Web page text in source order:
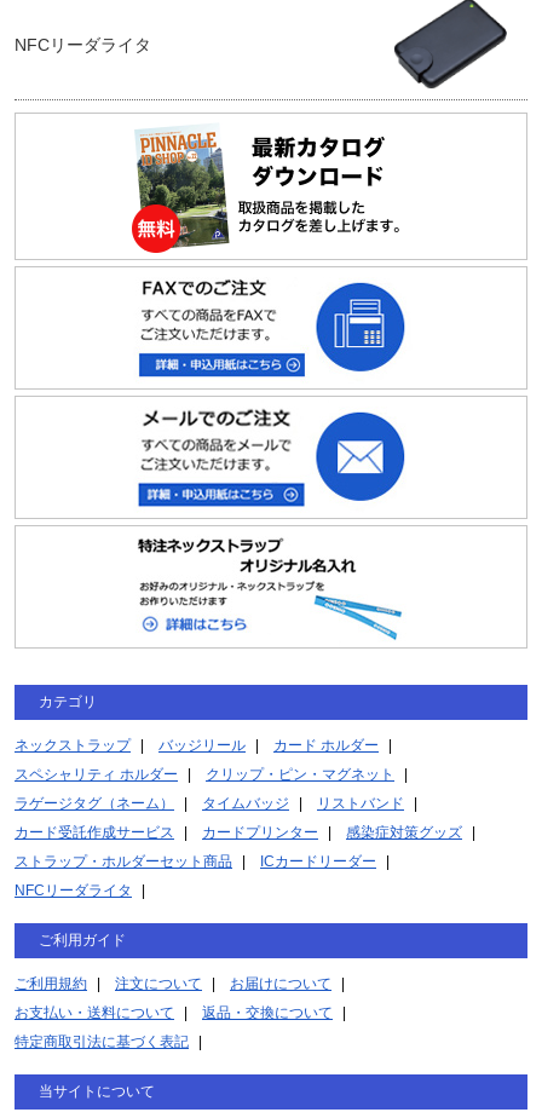
NFCリーダライタ
カテゴリ
ネックストラップ バッジリール
カード ホルダー
スペシャリティ ホルダー
クリップ・ピン・マグネット
ラゲージタグ（ネーム）
タイムバッジ
リストバンド
カード受託作成サービス
カードプリンター
感染症対策グッズ
ストラップ・ホルダーセット商品
ICカードリーダー
NFCリーダライタ
ご利用ガイド
ご利用規約 注文について
お届けについて
お支払い・送料について
返品・交換について
特定商取引法に基づく表記
当サイトについて